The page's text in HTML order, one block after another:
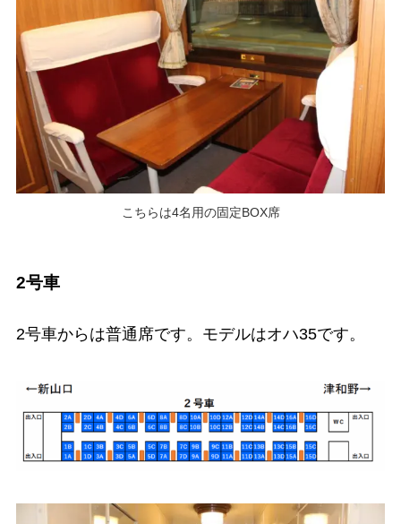
こちらは4名用の固定BOX席
2号車
2号車からは普通席です。モデルはオハ35です。